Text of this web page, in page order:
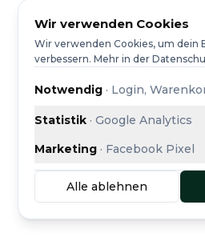
Wir verwenden Cookies
Wir verwenden Cookies, um dein
verbessern. Mehr in der
Notwendig · Login,
Statistik ·Google Analytics
Marketing · Facebook Pixel
Alle ablehnen